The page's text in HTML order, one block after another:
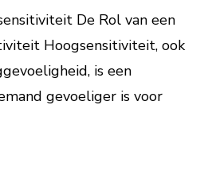
De Rol van een
Hoogsensitiviteit, ook
is een
gevoeliger is voor